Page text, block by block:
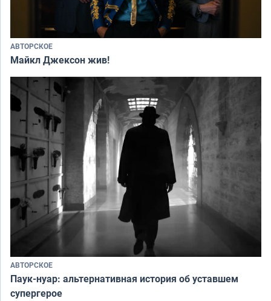
АВТОРСКОЕ
Майкл Джексон жив!
АВТОРСКОЕ
Паук-нуар: альтернативная история об уставшем
супергерое